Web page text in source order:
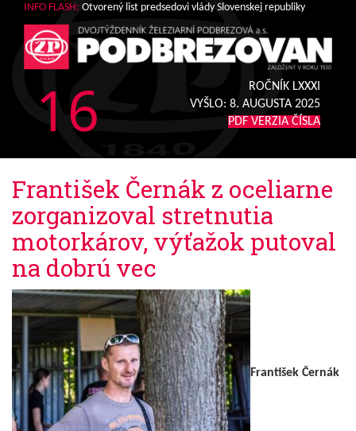
INFO FLASH: Otvorený list predsedovi vlády Slovenskej republiky
16
ROČNÍK LXXXI
VYŠLO: 8. AUGUSTA 2025
PDF VERZIA ČÍSLA
František Černák z oceliarne
zorganizoval stretnutia
motorkárov, výťažok putoval
na dobrú vec
František Černák